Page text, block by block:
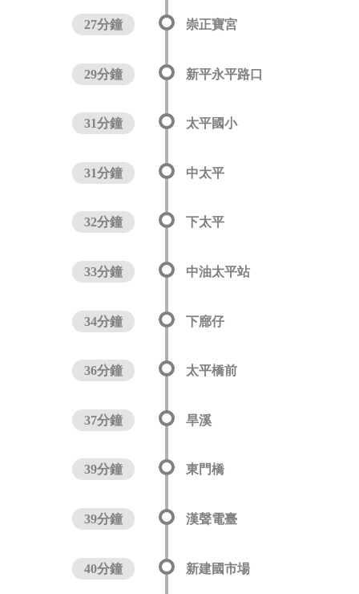
27分鐘 崇正寶宮
29分鐘 新平永平路口
31分鐘 太平國小
31分鐘 中太平
32分鐘 下太平
33分鐘 中油太平站
34分鐘 下廍仔
36分鐘 太平橋前
37分鐘 旱溪
39分鐘 東門橋
39分鐘 漢聲電臺
40分鐘 新建國市場